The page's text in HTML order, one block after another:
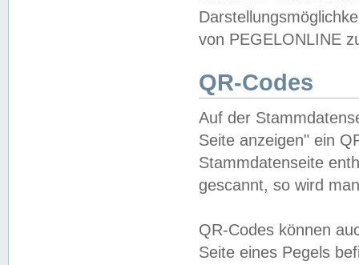
von PEGELONLINE
QR-Codes
Auf der
Seite anzeigen" ein
Stammdatenseite
gescannt, so wird
QR-Codes können
Seite eines Pegels